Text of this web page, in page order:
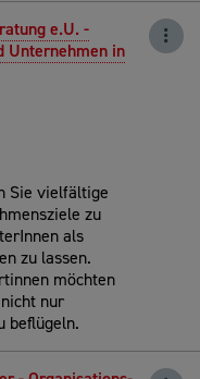
e.U. -
Unternehmen in
Sie vielfältige
zu
als
zu lassen.
möchten
nur
beflügeln.